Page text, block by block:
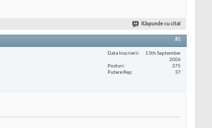
Răspunde cu citat
#5
Data înscrierii
13th September
2006
Posturi
375
Putere Rep
37